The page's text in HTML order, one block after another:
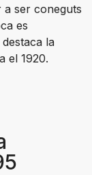
a ser coneguts
es
la
el 1920.